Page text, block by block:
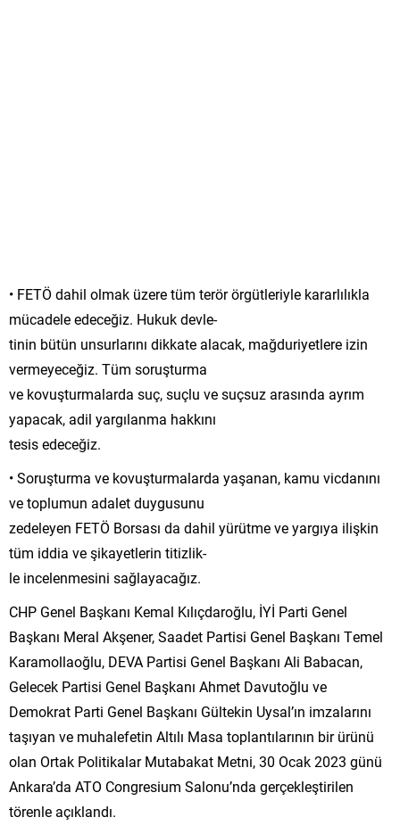
• FETÖ dahil olmak üzere tüm terör örgütleriyle kararlılıkla
mücadele edeceğiz. Hukuk devle-
tinin bütün unsurlarını dikkate alacak, mağduriyetlere izin
vermeyeceğiz. Tüm soruşturma
ve kovuşturmalarda suç, suçlu ve suçsuz arasında ayrım
yapacak, adil yargılanma hakkını
tesis edeceğiz.
• Soruşturma ve kovuşturmalarda yaşanan, kamu vicdanını
ve toplumun adalet duygusunu
zedeleyen FETÖ Borsası da dahil yürütme ve yargıya ilişkin
tüm iddia ve şikayetlerin titizlik-
le incelenmesini sağlayacağız.
CHP Genel Başkanı Kemal Kılıçdaroğlu, İYİ Parti Genel
Başkanı Meral Akşener, Saadet Partisi Genel Başkanı Temel
Karamollaoğlu, DEVA Partisi Genel Başkanı Ali Babacan,
Gelecek Partisi Genel Başkanı Ahmet Davutoğlu ve
Demokrat Parti Genel Başkanı Gültekin Uysal’ın imzalarını
taşıyan ve muhalefetin Altılı Masa toplantılarının bir ürünü
olan Ortak Politikalar Mutabakat Metni, 30 Ocak 2023 günü
Ankara’da ATO Congresium Salonu’nda gerçekleştirilen
törenle açıklandı.